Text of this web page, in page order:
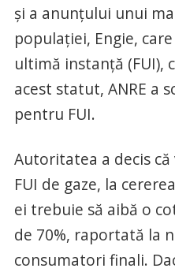
și a anunțului unui
populației, Engie,
ultimă instanță (FUI),
acest statut, ANRE a
pentru FUI.
Autoritatea a decis
FUI de gaze, la
ei trebuie să aibă o
de 70%, raportată la
consumatori finali.